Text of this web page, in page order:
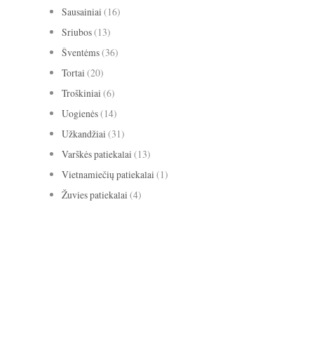
Sausainiai (16)
Sriubos(13)
Šventėms(36)
Tortai (20)
Troškiniai (6)
Uogienės(14)
Užkandžiai (31)
Varškės patiekalai (13)
Vietnamiečių patiekalai (1)
Žuvies patiekalai (4)